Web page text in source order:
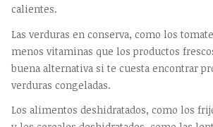
calientes.
Las verduras en conserva, como los
menos vitaminas que los productos
buena alternativa si te cuesta encontrar
verduras congeladas.
Los alimentos deshidratados, como los